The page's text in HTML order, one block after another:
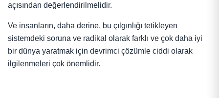
açısından değerlendirilmelidir.
Ve insanların, daha derine, bu çılgınlığı tetikleyen
sistemdeki soruna ve radikal olarak farklı ve çok daha iyi
bir dünya yaratmak için devrimci çözümle ciddi olarak
ilgilenmeleri çok önemlidir.